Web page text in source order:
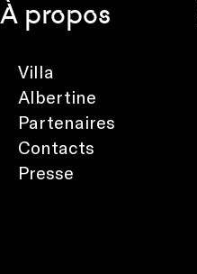
À propos
Villa
Albertine
Partenaires
Contacts
Presse